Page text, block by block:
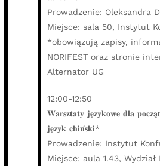
Prowadzenie: Oleksandra
Miejsce: sala 50, Instytut
*obowiązują zapisy,
NORIFEST oraz stronie
Alternator UG
12:00-12:50
𝐖𝐚𝐫𝐬𝐳𝐭𝐚𝐭𝐲 𝐣𝐞̨𝐳𝐲𝐤𝐨𝐰𝐞 𝐝𝐥𝐚
𝐣𝐞̨𝐳𝐲𝐤 𝐜𝐡𝐢𝐧́𝐬𝐤𝐢*
Prowadzenie: Instytut
Miejsce: aula 1.43,